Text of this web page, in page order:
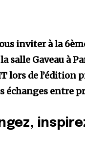
inviter à la
salle Gaveau à
lors de l’édition
entre